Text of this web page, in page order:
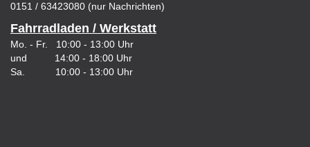
0151 / 63423080 (nur Nachrichten)
Fahrradladen / Werkstatt
Mo. - Fr. 10:00 - 13:00 Uhr
und 14:00 - 18:00 Uhr
Sa. 10:00 - 13:00 Uhr